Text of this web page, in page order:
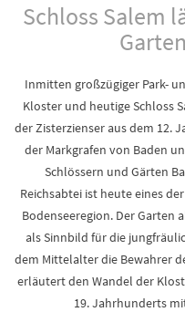
Schloss Salem
Inmitten großzügiger Park-
Kloster und heutige Schloss
der Zisterzienser aus dem 12.
der Markgrafen von Baden
Schlössern und Gärten
Reichsabtei ist heute eines
Bodenseeregion. Der Garten
als Sinnbild für die
dem Mittelalter die Bewahrer
erläutert den Wandel der
19. Jahrhunderts